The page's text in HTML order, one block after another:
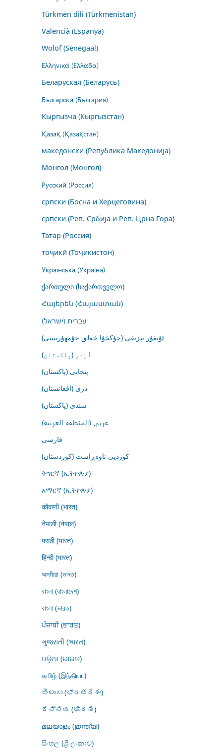
Türkmen dili (Türkmenistan)
Valencià (Espanya)
Wolof (Senegaal)
Ελληνικά (Ελλάδα)
Беларуская (Беларусь)
Български (България)
Кыргызча (Кыргызстан)
Қазақ (Қазақстан)
македонски (Република Македонија)
Монгол (Монгол)
Русский (Россия)
српски (Босна и Херцеговина)
српски (Реп. Србија и Реп. Црна Гора)
Татар (Россия)
тоҷикӣ (Тоҷикистон)
Українська (Україна)
ქართული (საქართველო)
Հայերեն (Հայաստան)
עברית (ישראל)
ئۇيغۇر يېزىقى (جۇڭخۇا خەلق جۇمھۇرىيىتى)
اُردو (پاکستان)
پنجابی (پاکستان)
درى (افغانستان)
سنڌي (پاکستان)
عربي (المنطقة العربية)
فارسى
کوردیی ناوەڕاست (کوردستان)
ትግርኛ (ኢትዮጵያ)
አማርኛ (ኢትዮጵያ)
कोंकणी (भारत)
नेपाली (नेपाल)
मराठी (भारत)
हिन्दी (भारत)
অসমীয়া (ভাৰত)
বাংলা (বাংলাদেশ)
বাংলা (ভারত)
ਪੰਜਾਬੀ (ਭਾਰਤ)
ગુજરાતી (ભારત)
ଓଡ଼ିଆ (ଭାରତ)
தமிழ் (இந்தியா)
తెలుగు (భారతదేశం)
ಕನ್ನಡ (ಭಾರತ)
മലയാളം (ഇന്ത്യ)
සිංහල (ශ්‍රී ලංකාව)